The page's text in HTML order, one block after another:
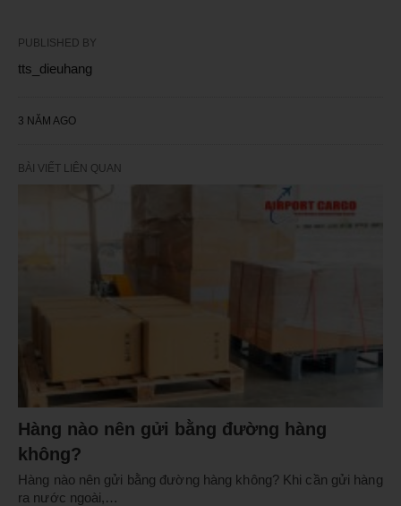
PUBLISHED BY
tts_dieuhang
3 NĂM AGO
BÀI VIẾT LIÊN QUAN
Hàng nào nên gửi bằng đường hàng
không?
Hàng nào nên gửi bằng đường hàng không? Khi cần gửi hàng
ra nước ngoài,…